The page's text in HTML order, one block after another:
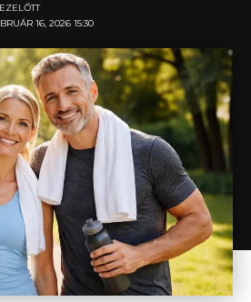
16, 2026 15:30